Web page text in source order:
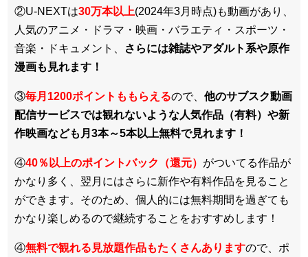
②U-NEXTは30万本以上(2024年3月時点)も動画があり、
人気のアニメ・ドラマ・映画・バラエティ・スポーツ・
音楽・ドキュメント、
さらには雑誌やアダルト系や原作
漫画も見れます！
③毎月1200ポイントももらえるので、 他のサブスク動画
配信サービスでは観れないような人気作品（有料）や新
作映画なども月3本～5本以上無料で見れます！
④40％以上のポイントバック（還元） がついてる作品が
かなり多く、翌月にはさらに新作や有料作品を見ること
ができます。そのため、個人的には無料期間を過ぎても
かなり楽しめるので継続することをおすすめします！
④無料で観れる見放題作品もたくさんありますので、ポ